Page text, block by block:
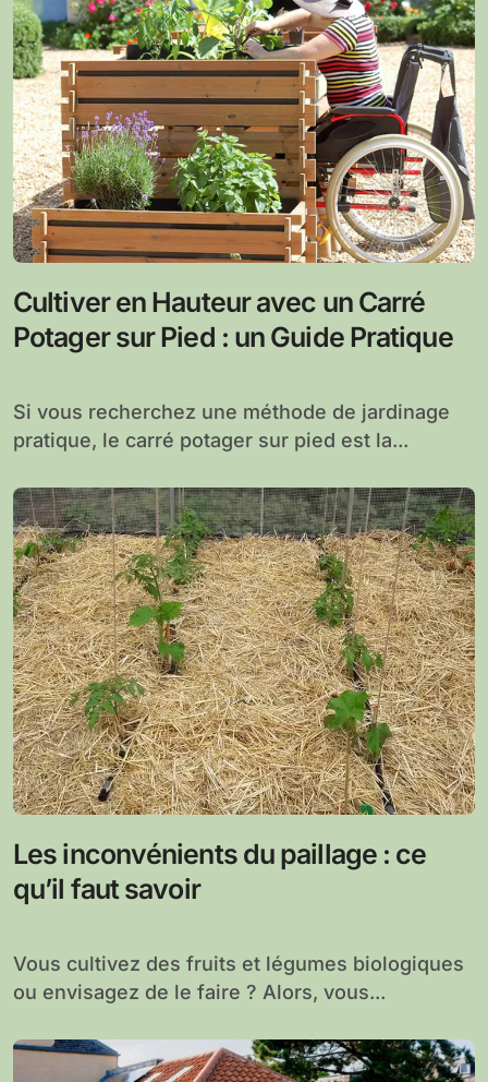
Cultiver en Hauteur avec un Carré
Potager sur Pied : un Guide Pratique
Si vous recherchez une méthode de jardinage
pratique, le carré potager sur pied est la...
Les inconvénients du paillage : ce
qu’il faut savoir
Vous cultivez des fruits et légumes biologiques
ou envisagez de le faire ? Alors, vous...